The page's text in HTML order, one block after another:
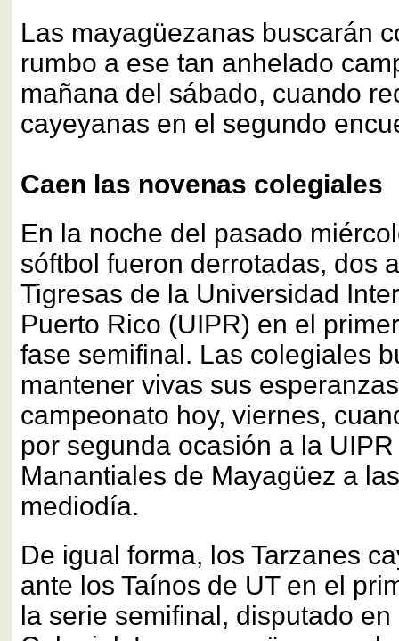
Las mayagüezanas buscarán
rumbo a ese tan anhelado
mañana del sábado, cuando
cayeyanas en el segundo
Caen las novenas colegiales
En la noche del pasado
sóftbol fueron derrotadas, dos
Tigresas de la Universidad
Puerto Rico (UIPR) en el
fase semifinal. Las colegiales
mantener vivas sus
campeonato hoy, viernes,
por segunda ocasión a la
Manantiales de Mayagüez a
mediodía.
De igual forma, los Tarzanes
ante los Taínos de UT en el
la serie semifinal, disputado